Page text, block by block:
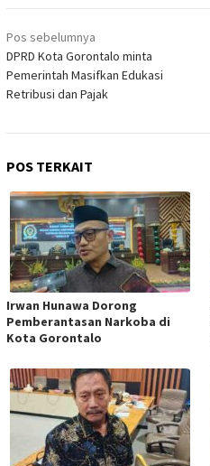
Navigasi
pos
Pos sebelumnya
DPRD Kota Gorontalo minta
Pemerintah Masifkan Edukasi
Retribusi dan Pajak
POS TERKAIT
Irwan Hunawa Dorong
Pemberantasan Narkoba di
Kota Gorontalo